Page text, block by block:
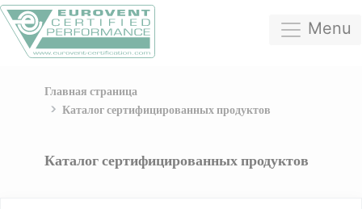
Menu
Главная страница
Каталог сертифицированных продуктов
Каталог сертифицированных продуктов